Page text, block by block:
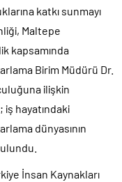
katkı sunmayı
Maltepe
kapsamında
Birim Müdürü Dr.
ilişkin
hayatındaki
dünyasının
İnsan Kaynakları